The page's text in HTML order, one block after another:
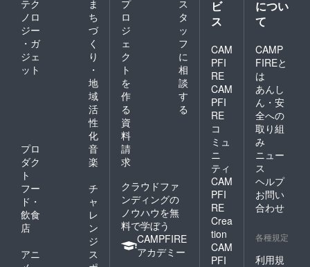
深いう
るおい
と健康
きをも
たらし
ます。
まるで
魔法の
ような
アイテ
ムで
す。 一
生モノ
の肌を
持続す
る潤い
を。 奇
跡の成
ＧＦを
男性は
性剤フ
リー。
きわめ
的なア
プロー
チのも
とすこ
やかな
肌に
とって
大切な3
つの要
素に働
きか
け、肌
をいき
いきと
明るく
整え、
るおい
的な輝
まな肌
タイプ
の方に
いただ
けま
す。ア
ルコー
ルフ
リー・
界面活
性剤フ
リー。
きわめ
て科学
的なア
プロー
チのも
とすこ
やかな
とって
つの要
に輝き
をもた
フレッ
シュで
みずみ
ずしい
テクス
チャー
であり
なが
ら、角
質層の
すみず
みに潤
い成分
を浸透
させる
だけで
美容液
にパワ
ムクレ
ンジン
グは、
スキン
ケアに
欠かせ
ない大
切な基
本ス
テップ
と我々
は考え
ます。
高級感
あふれ
る濃密
なクッ
ション
泡がマ
ロのよ
肌を包
テク
ノロ
ジー
・ガ
ジェ
ット
ま
ち
づ
く
り
・
地
域
活
性
化
プロ
ダク
ト
音
楽
フー
ド・
飲食
店
チ
ャ
レ
ン
ジ
アニ
ス
プ
ロ
ジ
ェ
ク
ト
を
作
る
ス
タ
ッ
フ
に
相
談
す
る
資
料
請
求
クラウドファ
ンディングの
ノウハウを無
料で学ぼう
CAMPFIRE
アカデミー
ビ
ス
CAM
PFI
RE
CAM
PFI
RE
コ
ミュ
ニ
ティ
CAM
PFI
RE
Crea
tion
CAM
PFI
につい
て
CAMP
FIREと
は
あんし
ん・安
全への
取り組
み
ニュー
ス
ヘルプ
お問い
合わせ
各種規定
利用規